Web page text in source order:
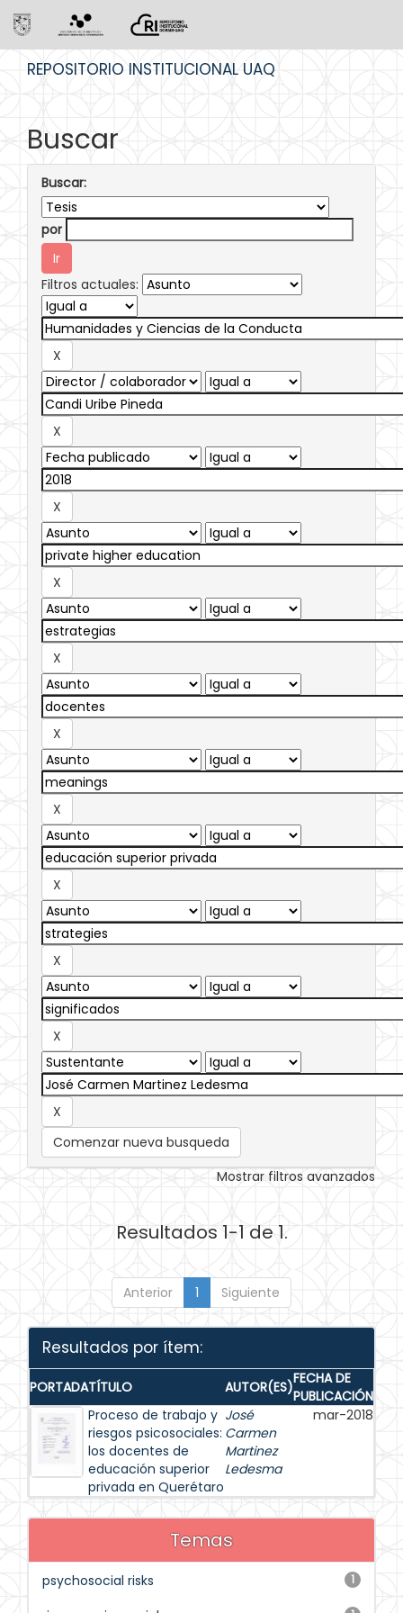
REPOSITORIO INSTITUCIONAL UAQ
Buscar
Buscar:
por
Filtros actuales:
Comenzar nueva busqueda
Mostrar filtros avanzados
Resultados 1-1 de 1.
Anterior 1 Siguiente
Resultados por ítem:
PORTADATÍTULO AUTOR(ES)FECHA DE
PUBLICACIÓN
Proceso de trabajo y
riesgos psicosociales:
los docentes de
educación superior
privada en Querétaro
José
Carmen
Martinez
Ledesma
mar-2018
Temas
1
psychosocial risks